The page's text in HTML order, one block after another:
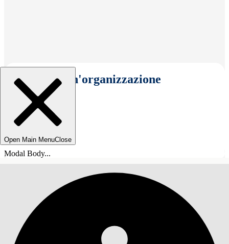
Seleziona un'organizzazione
Open Main MenuClose
Modal Body...